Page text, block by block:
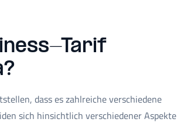
Tarif
dass es zahlreiche verschiedene
sich hinsichtlich verschiedener Aspekte